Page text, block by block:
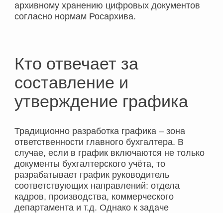
архивному хранению цифровых документов
согласно нормам Росархива.
Кто отвечает за
составление и
утверждение графика
Традиционно разработка графика – зона
ответственности главного бухгалтера. В
случае, если в график включаются не только
документы бухгалтерского учёта, то
разрабатывает график руководитель
соответствующих направлений: отдела
кадров, производства, коммерческого
департамента и т.д. Однако к задаче